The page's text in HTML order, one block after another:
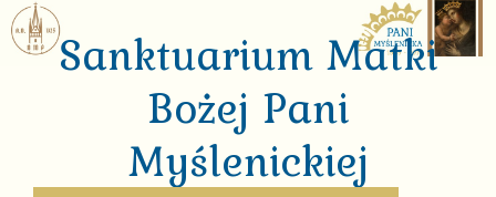
Skip to main content
Sanktuarium Matki
Bożej Pani
Myślenickiej